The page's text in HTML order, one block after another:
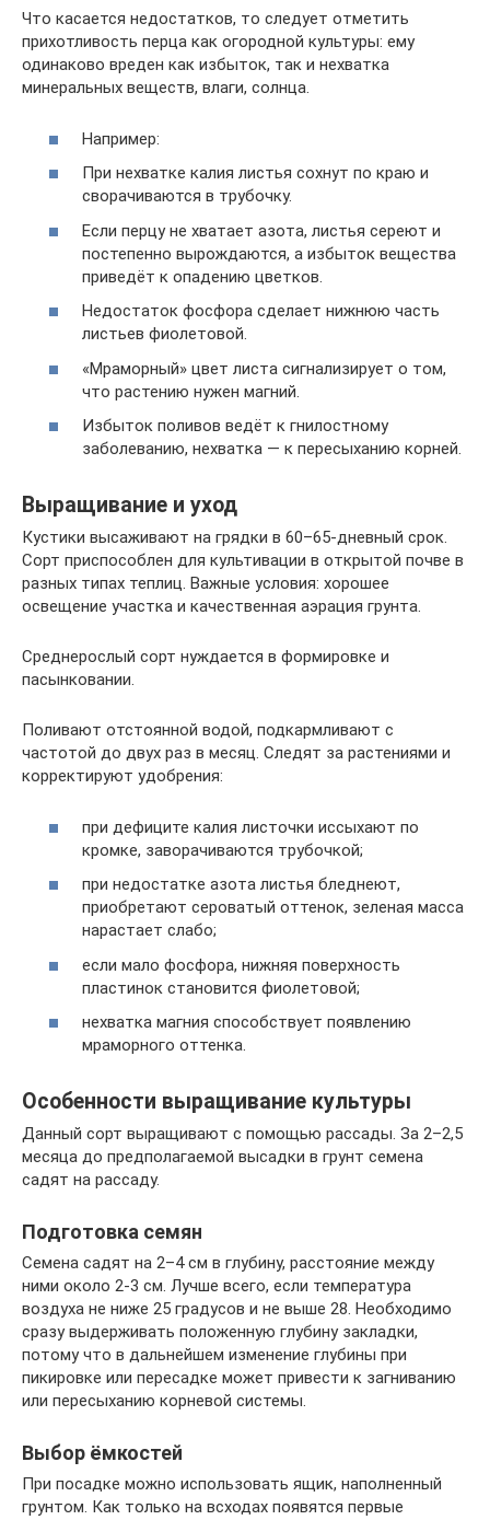
Что касается недостатков, то следует отметить
прихотливость перца как огородной культуры: ему
одинаково вреден как избыток, так и нехватка
минеральных веществ, влаги, солнца.
Например:
При нехватке калия листья сохнут по краю и
сворачиваются в трубочку.
Если перцу не хватает азота, листья сереют и
постепенно вырождаются, а избыток вещества
приведёт к опадению цветков.
Недостаток фосфора сделает нижнюю часть
листьев фиолетовой.
«Мраморный» цвет листа сигнализирует о том,
что растению нужен магний.
Избыток поливов ведёт к гнилостному
заболеванию, нехватка — к пересыханию корней.
Выращивание и уход
Кустики высаживают на грядки в 60–65-дневный срок.
Сорт приспособлен для культивации в открытой почве в
разных типах теплиц. Важные условия: хорошее
освещение участка и качественная аэрация грунта.
Среднерослый сорт нуждается в формировке и
пасынковании.
Поливают отстоянной водой, подкармливают с
частотой до двух раз в месяц. Следят за растениями и
корректируют удобрения:
при дефиците калия листочки иссыхают по
кромке, заворачиваются трубочкой;
при недостатке азота листья бледнеют,
приобретают сероватый оттенок, зеленая масса
нарастает слабо;
если мало фосфора, нижняя поверхность
пластинок становится фиолетовой;
нехватка магния способствует появлению
мраморного оттенка.
Особенности выращивание культуры
Данный сорт выращивают с помощью рассады. За 2–2,5
месяца до предполагаемой высадки в грунт семена
садят на рассаду.
Подготовка семян
Семена садят на 2–4 см в глубину, расстояние между
ними около 2-3 см. Лучше всего, если температура
воздуха не ниже 25 градусов и не выше 28. Необходимо
сразу выдерживать положенную глубину закладки,
потому что в дальнейшем изменение глубины при
пикировке или пересадке может привести к загниванию
или пересыханию корневой системы.
Выбор ёмкостей
При посадке можно использовать ящик, наполненный
грунтом. Как только на всходах появятся первые